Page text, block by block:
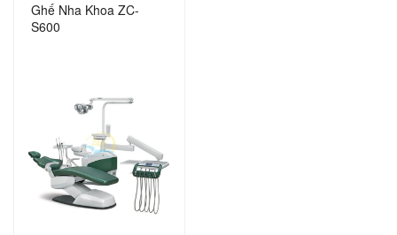
Ghế Nha Khoa ZC-
S600